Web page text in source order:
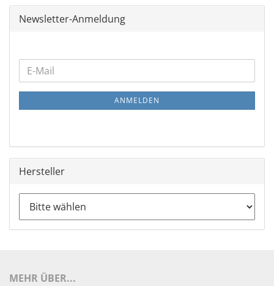
Newsletter-Anmeldung
WEITER
ZUR
NEWSLETTER-
E-
Mail
ANMELDEN
Hersteller
MEHR ÜBER...